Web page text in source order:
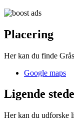
Placering
Her kan du finde
Google maps
Ligende
Her kan du udforske